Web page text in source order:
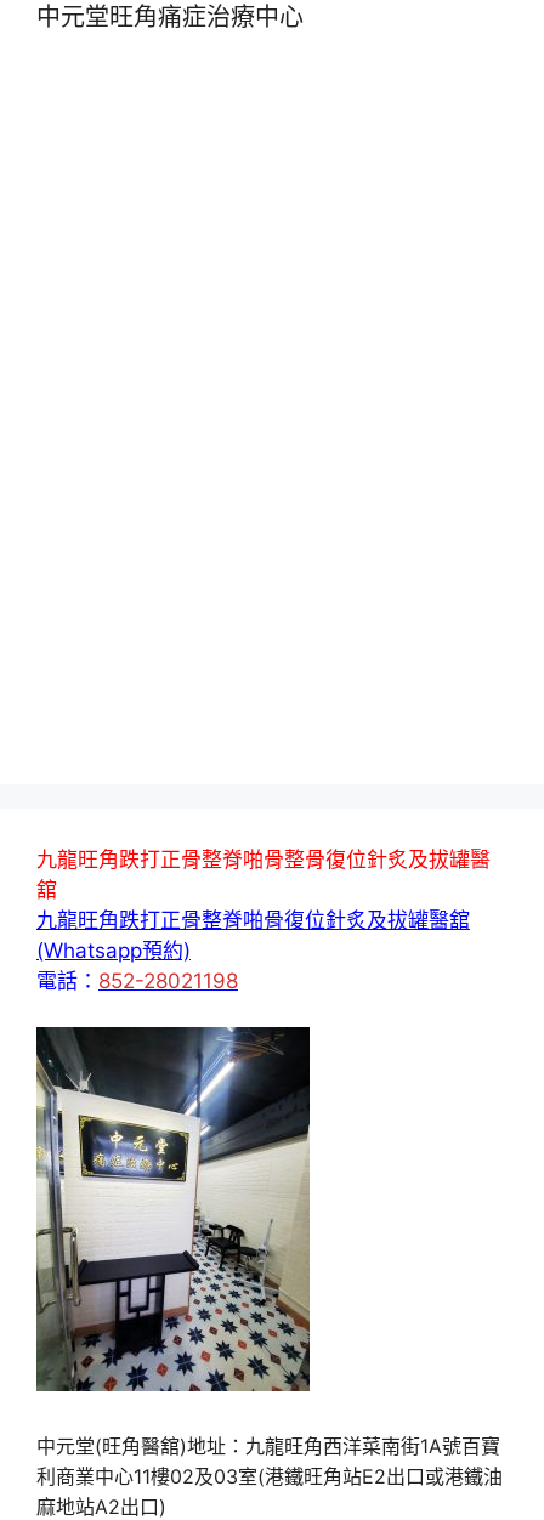
中元堂旺角痛症治療中心
九龍旺角跌打正骨整脊啪骨整骨復位針炙及拔罐醫
舘
九龍旺角跌打正骨整脊啪骨復位針炙及拔罐醫舘
(Whatsapp預約)
電話： 852-28021198
中元堂(旺角醫舘)地址：九龍旺角西洋菜南街1A號百寶
利商業中心11樓02及03室(港鐵旺角站E2出口或港鐵油
麻地站A2出口)